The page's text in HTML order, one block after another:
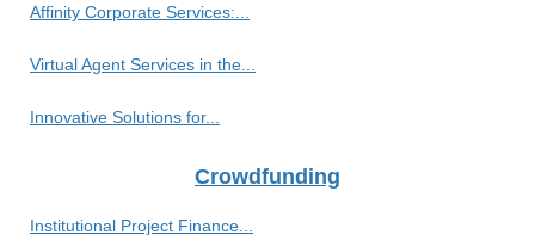
Affinity Corporate Services:...
Virtual Agent Services in the...
Innovative Solutions for...
Crowdfunding
Institutional Project Finance...